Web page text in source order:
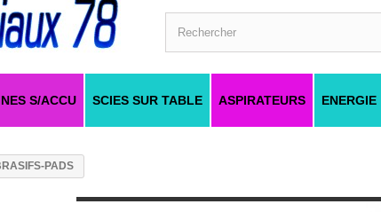
S/ACCU SCIES SUR TABLE ASPIRATEURS ENERGIE
PADS